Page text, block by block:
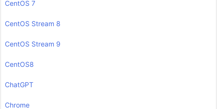
CentOS 7
CentOS Stream 8
CentOS Stream 9
CentOS8
ChatGPT
Chrome